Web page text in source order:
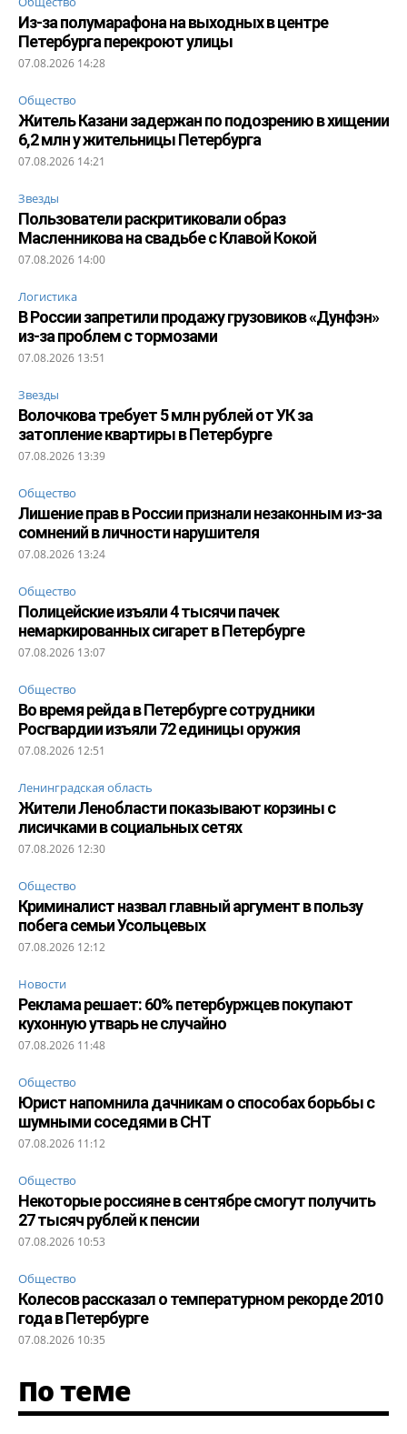
Из-за полумарафона на выходных в центре
Петербурга перекроют улицы
07.08.2026 14:28
Общество
Житель Казани задержан по подозрению в хищении
6,2 млн у жительницы Петербурга
07.08.2026 14:21
Звезды
Пользователи раскритиковали образ
Масленникова на свадьбе с Клавой Кокой
07.08.2026 14:00
Логистика
В России запретили продажу грузовиков «Дунфэн»
из-за проблем с тормозами
07.08.2026 13:51
Звезды
Волочкова требует 5 млн рублей от УК за
затопление квартиры в Петербурге
07.08.2026 13:39
Общество
Лишение прав в России признали незаконным из-за
сомнений в личности нарушителя
07.08.2026 13:24
Общество
Полицейские изъяли 4 тысячи пачек
немаркированных сигарет в Петербурге
07.08.2026 13:07
Общество
Во время рейда в Петербурге сотрудники
Росгвардии изъяли 72 единицы оружия
07.08.2026 12:51
Ленинградская область
Жители Ленобласти показывают корзины с
лисичками в социальных сетях
07.08.2026 12:30
Общество
Криминалист назвал главный аргумент в пользу
побега семьи Усольцевых
07.08.2026 12:12
Новости
Реклама решает: 60% петербуржцев покупают
кухонную утварь не случайно
07.08.2026 11:48
Общество
Юрист напомнила дачникам о способах борьбы с
шумными соседями в СНТ
07.08.2026 11:12
Общество
Некоторые россияне в сентябре смогут получить
27 тысяч рублей к пенсии
07.08.2026 10:53
Общество
Колесов рассказал о температурном рекорде 2010
года в Петербурге
07.08.2026 10:35
По теме